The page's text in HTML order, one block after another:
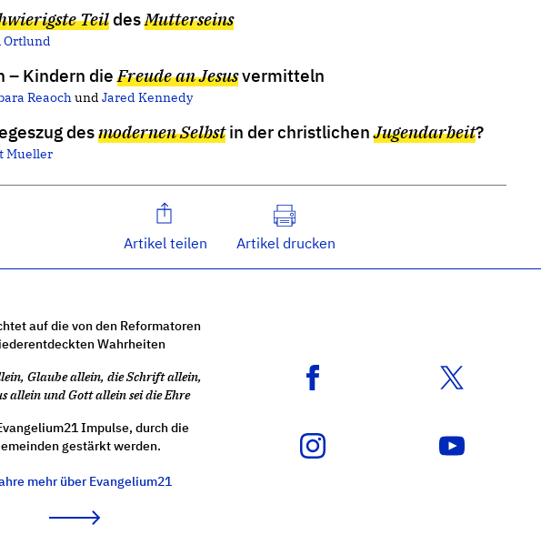
TeildesMutterseins
Ortlund
– Kindern dieFreude an Jesusvermitteln
Reaochund Jared Kennedy
desmodernen Selbstin der christlichenJugendarbeit?
Mueller
Artikel teilen Artikel drucken
auf die von den Reformatoren
Wahrheiten
Glaube allein, die Schrift allein,
allein und Gott allein sei die Ehre
Impulse, durch die
gestärkt werden.
mehr über Evangelium21